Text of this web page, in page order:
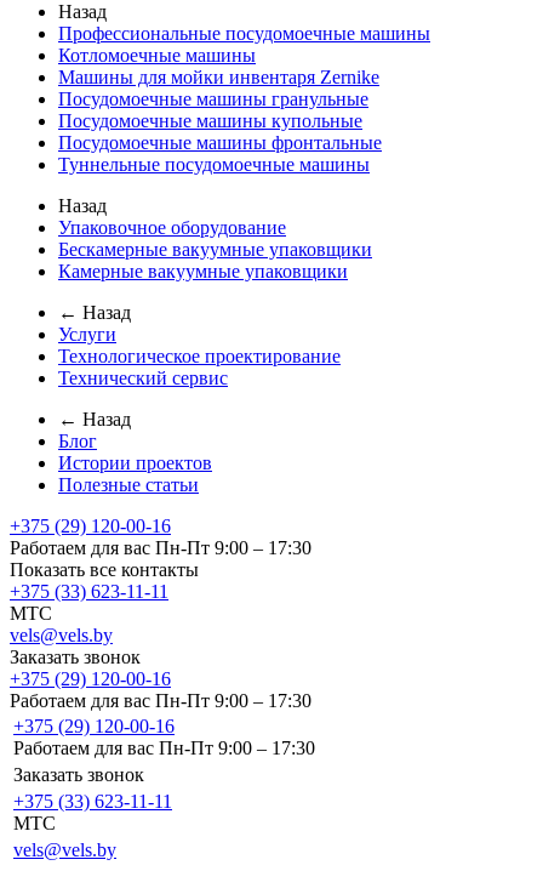
Назад
Профессиональные посудомоечные машины
Котломоечные машины
Машины для мойки инвентаря Zernike
Посудомоечные машины гранульные
Посудомоечные машины купольные
Посудомоечные машины фронтальные
Туннельные посудомоечные машины
Назад
Упаковочное оборудование
Бескамерные вакуумные упаковщики
Камерные вакуумные упаковщики
← Назад
Услуги
Технологическое проектирование
Технический сервис
← Назад
Блог
Истории проектов
Полезные статьи
+375 (29) 120-00-16
Работаем для вас Пн-Пт 9:00 – 17:30
Показать все контакты
+375 (33) 623-11-11
MTC
vels@vels.by
Заказать звонок
+375 (29) 120-00-16
Работаем для вас Пн-Пт 9:00 – 17:30
+375 (29) 120-00-16
Работаем для вас Пн-Пт 9:00 – 17:30
Заказать звонок
+375 (33) 623-11-11
MTC
vels@vels.by